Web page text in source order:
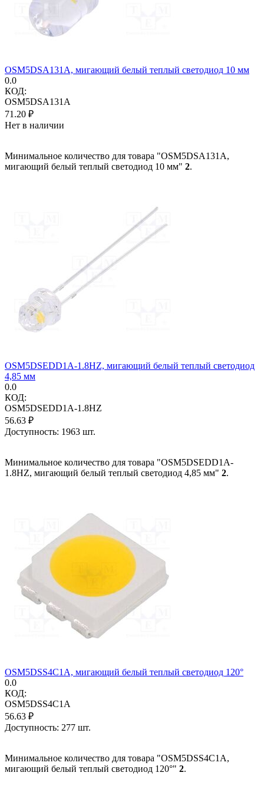
OSM5DSA131A, мигающий белый теплый светодиод 10 мм
0.0
КОД:
OSM5DSA131A
71.20 ₽
Нет в наличии
Минимальное количество для товара "OSM5DSA131A,
мигающий белый теплый светодиод 10 мм" 2.
OSM5DSEDD1A-1.8HZ, мигающий белый теплый светодиод
4,85 мм
0.0
КОД:
OSM5DSEDD1A-1.8HZ
56.63 ₽
Доступность: 1963 шт.
Минимальное количество для товара "OSM5DSEDD1A-
1.8HZ, мигающий белый теплый светодиод 4,85 мм" 2.
OSM5DSS4C1A, мигающий белый теплый светодиод 120°
0.0
КОД:
OSM5DSS4C1A
56.63 ₽
Доступность: 277 шт.
Минимальное количество для товара "OSM5DSS4C1A,
мигающий белый теплый светодиод 120°" 2.